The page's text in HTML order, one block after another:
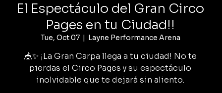
El Espectáculo del Gran Circo
Pages en tu Ciudad!!
Tue, Oct 07
  |
Layne Performance Arena
🎪✨ ¡La Gran Carpa llega a tu ciudad! No te
pierdas el Circo Pages y su espectáculo
inolvidable que te dejará sin aliento.